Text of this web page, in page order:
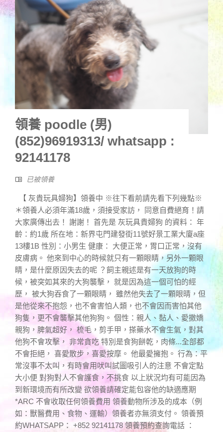
領養 poodle (男)
(852)96919313/ whatsapp :
92141178
已被領養
【 灰貴玩具婦狗】領養中 ※往下看前請先看下列幾點※
＊領養人必須年滿18歲，須接受家訪， 同意自費絕育！請
大家廣傳出去！ 謝謝！ 首先是 灰玩具貴婦狗 的資料： 年
齡：約1歲 所在地：新界屯門建發街11號好景工業大廈a座
13樓1B 性別：小男生 健康： 大便正常，胃口正常，沒有
皮膚病。 他來到中心的時候就只有一顆眼睛，另外一顆眼
睛，是什麼原因失去的呢 ？飼主親述是有一天放狗的時
候，被突如其來的大狗襲擊， 就是因為這一個可怕的經
歷， 被大狗吞食了一顆眼睛， 雖然他失去了一顆眼晴，但
是他從來不抱怨，也不會害怕人類，也不會因而害怕其他
狗隻，更不會襲擊其他狗狗。 個性：親人、黏人、愛撒嬌
親狗，脾氣超好， 梳毛，剪手甲，搽藥水不會生氣，對其
他狗不會攻擊， 非常貪吃 特別是食狗餅乾，肉條...全部都
不會拒絕， 喜愛散步，喜愛按摩。 他最愛擁抱。 行為：平
常沒事不太叫，有時會用吠叫試圖吸引人的注意 不會定點
大小便 對狗對人不會護食，不挑食 以上狀況均有可能因為
到新環境而有所改變 欲領養請確定能包容他的缺適應期
*ARC 不會收取任何領養費用 領養動物所涉及的成本（例
如：獸醫費用、食物、運輸）領養者亦無須支付。 領養預
約WHATSAPP： +852 92141178 領養預約查詢電話 ：